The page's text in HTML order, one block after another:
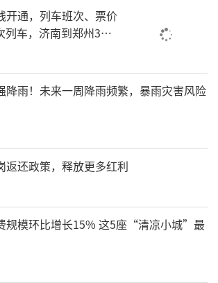
开通，列车班次、票价
列车，济南到郑州3小
降雨！未来一周降雨频繁，暴雨灾害风险
返还政策，释放更多红利
规模环比增长15% 这5座“清凉小城”最